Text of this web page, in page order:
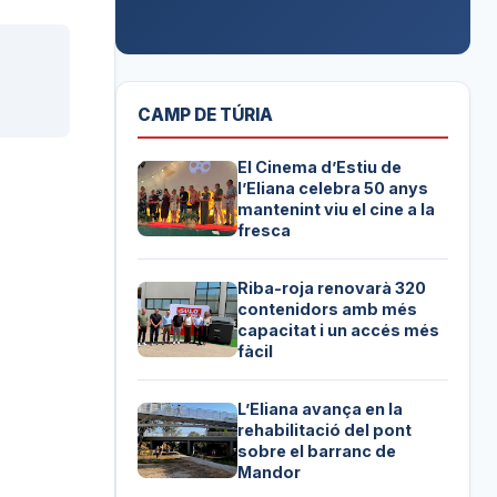
CAMP DE TÚRIA
El Cinema d’Estiu de
l’Eliana celebra 50 anys
mantenint viu el cine a la
fresca
Riba-roja renovarà 320
contenidors amb més
capacitat i un accés més
fàcil
L’Eliana avança en la
rehabilitació del pont
sobre el barranc de
Mandor